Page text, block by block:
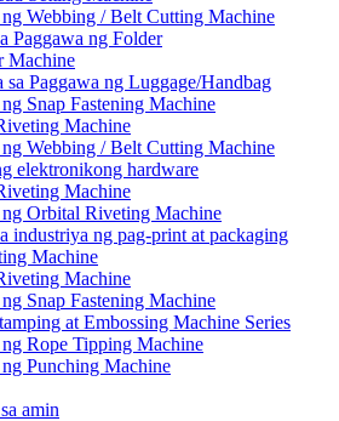
ng Webbing / Belt Cutting Machine
Paggawa ng Folder
Machine
Paggawa ng Luggage/Handbag
ng Snap Fastening Machine
Machine
ng Webbing / Belt Cutting Machine
elektronikong hardware
Machine
ng Orbital Riveting Machine
industriya ng pag-print at packaging
Machine
Machine
ng Snap Fastening Machine
at Embossing Machine Series
ng Rope Tipping Machine
ng Punching Machine
amin